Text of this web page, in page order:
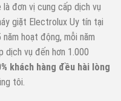
đơn vị cung cấp dịch vụ
giặt Electrolux Uy tín tại
năm hoạt động, mỗi năm
dịch vụ đến hơn 1.000
khách hàng đều hài lòng
tôi.